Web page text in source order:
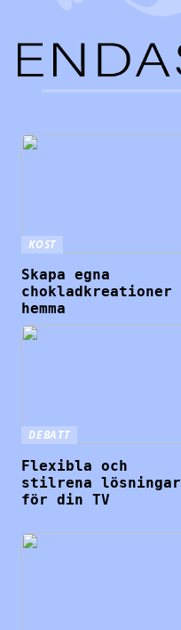
KOST
Skapa egna
chokladkreationer
hemma
DEBATT
Flexibla och
stilrena lösningar
för din TV